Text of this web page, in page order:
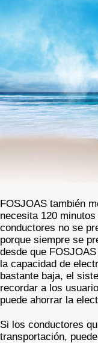
FOSJOAS también
necesita 120
conductores no se
porque siempre se
desde que
la capacidad de
bastante baja, el
recordar a los
puede ahorrar la
Si los conductores
transportación,